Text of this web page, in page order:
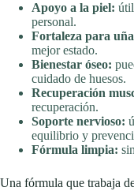
Apoyo a la piel:
personal.
Fortaleza para
mejor estado.
Bienestar óseo:
cuidado de huesos.
Recuperación
recuperación.
Soporte nervioso:
equilibrio y
Fórmula limpia:
Una fórmula que trabaja